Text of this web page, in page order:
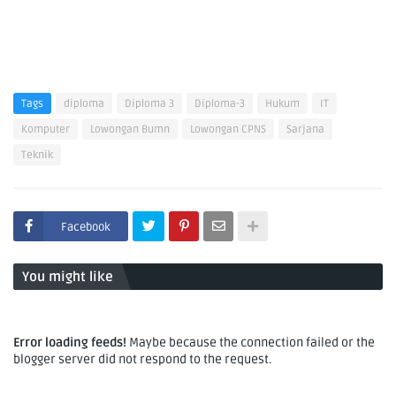
Tags diploma Diploma 3 Diploma-3 Hukum
IT
Komputer
Lowongan Bumn Lowongan CPNS
Sarjana
Teknik
Facebook
You might like
Error loading feeds! Maybe because the connection failed or the
blogger server did not respond to the request.